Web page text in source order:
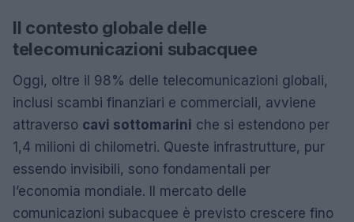
Il contesto globale delle
telecomunicazioni subacquee
Oggi, oltre il 98% delle telecomunicazioni globali,
inclusi scambi finanziari e commerciali, avviene
attraverso cavi sottomarini che si estendono per
1,4 milioni di chilometri. Queste infrastrutture, pur
essendo invisibili, sono fondamentali per
l’economia mondiale. Il mercato delle
comunicazioni subacquee è previsto crescere fino